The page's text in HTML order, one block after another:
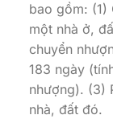
bao gồm: (1)
một nhà ở,
chuyển
183 ngày
nhượng). (3)
nhà, đất đó.